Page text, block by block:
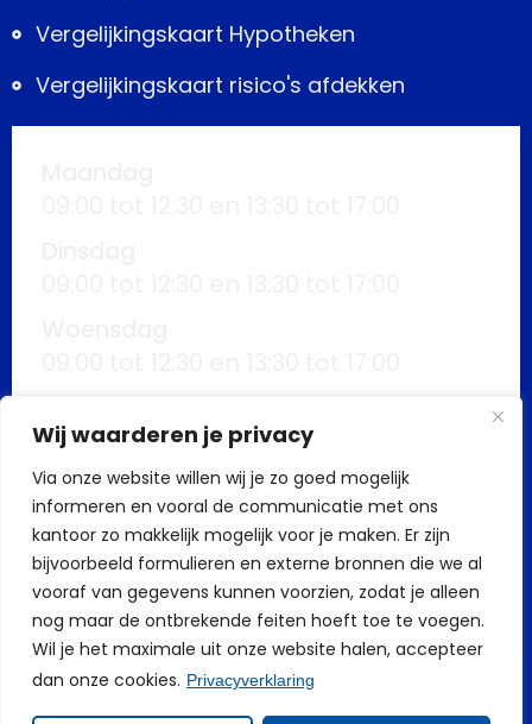
Wij waarderen je privacy
Via onze website willen wij je zo goed mogelijk
informeren en vooral de communicatie met ons
kantoor zo makkelijk mogelijk voor je maken. Er zijn
bijvoorbeeld formulieren en externe bronnen die we al
vooraf van gegevens kunnen voorzien, zodat je alleen
nog maar de ontbrekende feiten hoeft toe te voegen.
Wil je het maximale uit onze website halen, accepteer
dan onze cookies. Privacyverklaring
Vergelijkingskaart Hypotheken
Vergelijkingskaart risico's afdekken
09:00 tot 12:30 en 13:30 tot 17:00
Vrijdag
09:00 tot 12:30 en 13:30 tot 17:00
Buiten kantoortijden mogelijk op
afspraak